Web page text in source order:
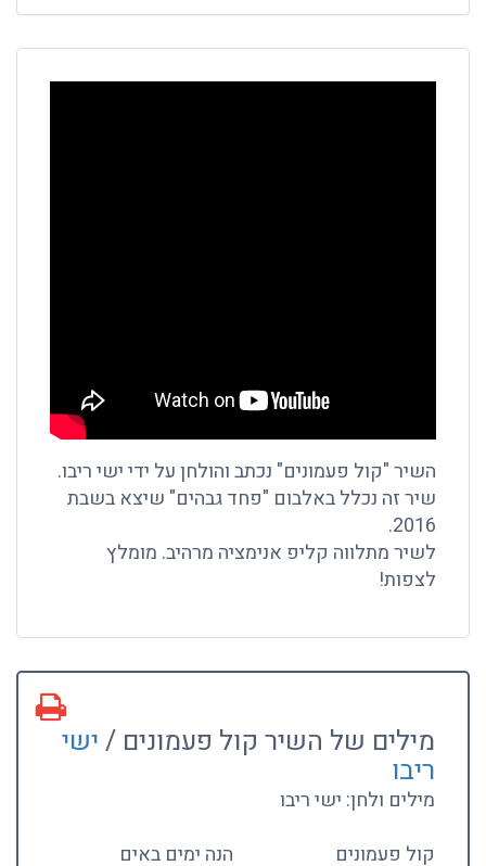
השיר "קול פעמונים" נכתב והולחן על ידי ישי ריבו.
שיר זה נכלל באלבום "פחד גבהים" שיצא בשבת
2016.
לשיר מתלווה קליפ אנימציה מרהיב. מומלץ
לצפות!
מילים של השיר קול פעמונים /ישי
ריבו
מילים ולחן: ישי ריבו
קול פעמונים
הנה ימים באים